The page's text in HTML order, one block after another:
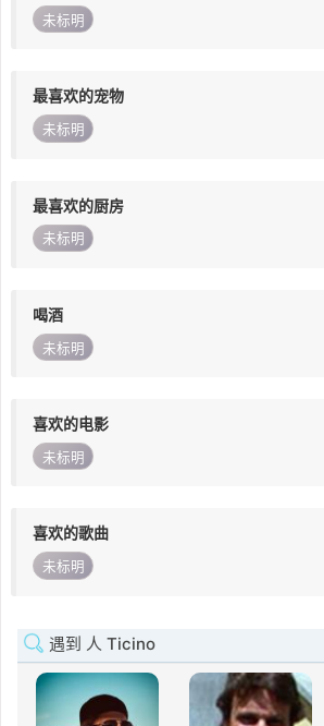
未标明
最喜欢的宠物
未标明
最喜欢的厨房
未标明
喝酒
未标明
喜欢的电影
未标明
喜欢的歌曲
未标明
遇到 人 Ticino